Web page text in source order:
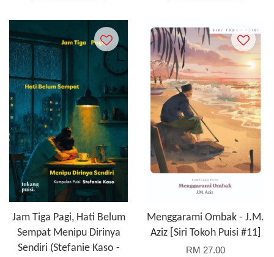
Jam Tiga Pagi, Hati Belum
Sempat Menipu Dirinya
Sendiri (Stefanie Kaso -
Menggarami Ombak - J.M.
Aziz [Siri Tokoh Puisi #11]
RM 27.00